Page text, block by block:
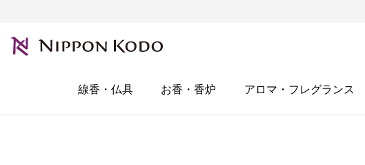
線香・仏具 お香・香炉 アロマ・フレグランス